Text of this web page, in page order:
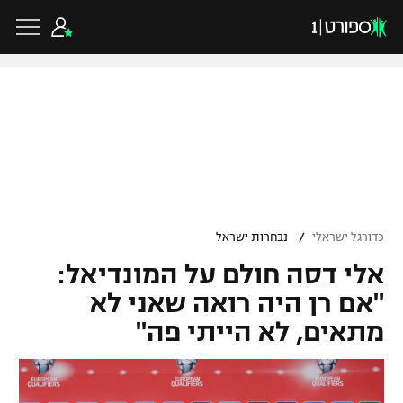
גביע הטוטו
ליגיונרים
גביע המדינה
ליגת האלופות
ליגה אירופית
ליגה אנגלית
כדורסל ישראלי
ליגת ווינר סל
ליגה לאומית
כדורסל עולמי
כדורגל ישראלי / נבחרות ישראל
אלי דסה חולם על המונדיאל:
"אם רן היה רואה שאני לא
מתאים, לא הייתי פה"